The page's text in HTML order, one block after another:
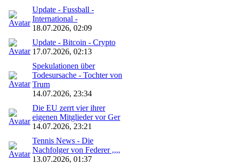
Update - Fussball -
International -
18.07.2026, 02:09
Update - Bitcoin - Crypto
17.07.2026, 02:13
Spekulationen über
Todesursache - Tochter von
Trum
14.07.2026, 23:34
Die EU zerrt vier ihrer
eigenen Mitglieder vor Ger
14.07.2026, 23:21
Tennis News - Die
Nachfolger von Federer ,,,,
13.07.2026, 01:37